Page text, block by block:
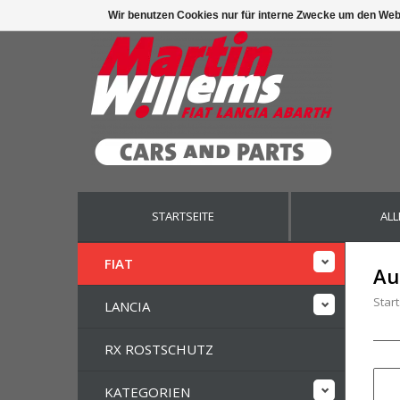
STARTSEITE
FIAT
LANCIA
RX ROSTSCHUTZ
KATEGORIEN
Wir benutzen Cookies nur für interne Zwecke um den